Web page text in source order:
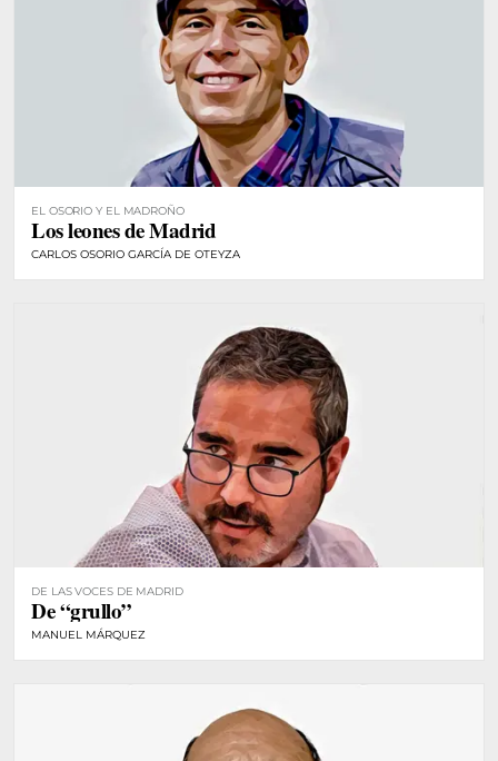
EL OSORIO Y EL MADROÑO
Los leones de Madrid
CARLOS OSORIO GARCÍA DE OTEYZA
DE LAS VOCES DE MADRID
De “grullo”
MANUEL MÁRQUEZ